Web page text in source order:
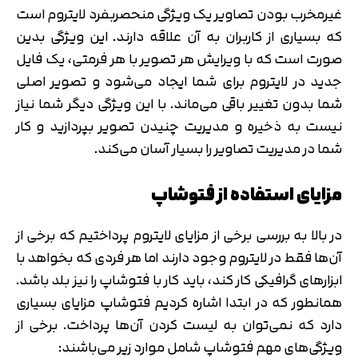
غیرمخرب بودن تصاویر یک ویژگی منحصربفرد لایتروم است
که بسیاری از کاربران به آن علاقه دارند. این ویژگی بدین
صورت است که با ویرایش هر تصویر با هر فرمتی، یک فایل
جدید در لایتروم برای شما ایجاد می‌شود و تصویر اصلی
شما بدون تغییر باقی می‌ماند. با این ویژگی دیگر شما نیاز
نیست به ذخیره و مدیریت چنیدن تصویر بپردازید و کار
شما در مدیریت تصاویر را بسیار آسان می‌کند.
مزایای استفاده از فتوشاپ
در بالا به بررسی برخی از مزایای لایتروم پرداختیم که برخی از
آن‌ها فقط در لایتروم وجود دارند اما هر فردی که بخواهد با
ابزارهای گرافیکی کار کند، باید کار با فتوشاپ را نیز بلد باشد.
همانطور که در ابتدا اشاره کردیم فتوشاپ مزایای بسیاری
دارد که نمی‌توان به لیست کردن آن‌ها پرداخت. برخی از
ویژگی‌های مهم فتوشاپ شامل موارد زیر می‌باشند: